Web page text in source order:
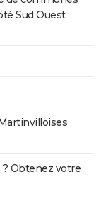
Sud Ouest
Obtenez votre